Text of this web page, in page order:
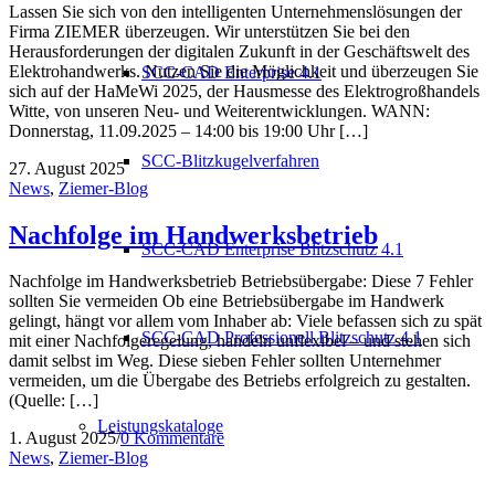
SCC-CAD Enterprise 4.1
SCC-Blitzkugelverfahren
SCC-CAD Enterprise Blitzschutz 4.1
SCC-CAD Professionell Blitzschutz 4.1
Leistungskataloge
Lassen Sie sich von den intelligenten Unternehmenslösungen der
Firma ZIEMER überzeugen. Wir unterstützen Sie bei den
Herausforderungen der digitalen Zukunft in der Geschäftswelt des
Elektrohandwerks. Nutzen Sie die Möglichkeit und überzeugen Sie
sich auf der HaMeWi 2025, der Hausmesse des Elektrogroßhandels
Witte, von unseren Neu- und Weiterentwicklungen. WANN:
Donnerstag, 11.09.2025 – 14:00 bis 19:00 Uhr […]
27. August 2025
News, Ziemer-Blog
Nachfolge im Handwerksbetrieb
Nachfolge im Handwerksbetrieb Betriebsübergabe: Diese 7 Fehler
sollten Sie vermeiden Ob eine Betriebsübergabe im Handwerk
gelingt, hängt vor allem vom Inhaber ab: Viele befassen sich zu spät
mit einer Nachfolgeregelung, handeln unflexibel – und stehen sich
damit selbst im Weg. Diese sieben Fehler sollten Unternehmer
vermeiden, um die Übergabe des Betriebs erfolgreich zu gestalten.
(Quelle: […]
1. August 2025/0 Kommentare
News, Ziemer-Blog